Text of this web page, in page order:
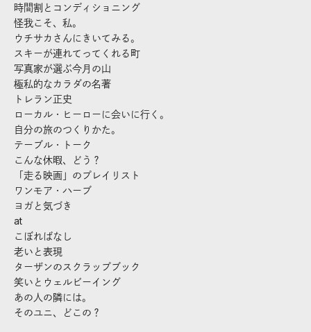
時間割とコンディショニング
怪我こそ、私。
ウチサカさんにきいてみる。
スキーが連れてってくれる町
写真家が選ぶ今月の山
極私的なカラダの名著
トレラン正史
ローカル・ヒーローに会いに行く。
自分の旅のつくりかた。
テーブル・トーク
こんな休暇、どう？
「走る映画」のプレイリスト
ワンモア・ハーブ
ヨガと気づき
at
こぼればなし
老いと表現
ターザンのスクラップブック
笑いとウェルビーイング
あの人の隣には。
そのユニ、どこの？